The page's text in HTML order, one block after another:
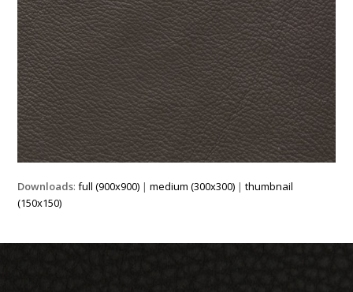
Downloads:full (900x900) |medium (300x300) |thumbnail
(150x150)